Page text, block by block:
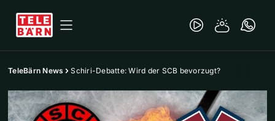
TeleBärn News Schiri-Debatte: Wird der SCB bevorzugt?